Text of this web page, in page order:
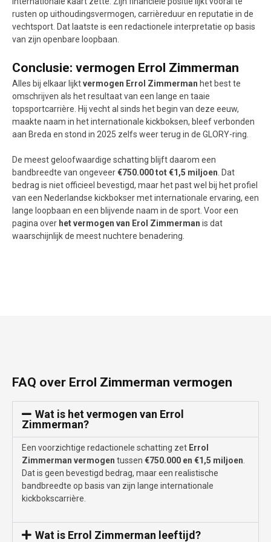
rusten op uithoudingsvermogen, carrièreduur en reputatie in de
vechtsport. Dat laatste is een redactionele interpretatie op basis
van zijn openbare loopbaan.
Conclusie: vermogen Errol Zimmerman
Alles bij elkaar lijktvermogen Errol Zimmerman het best te
omschrijven als het resultaat van een lange en taaie
topsportcarrière. Hij vecht al sinds het begin van deze eeuw,
maakte naam in het internationale kickboksen, bleef verbonden
aan Breda en stond in 2025 zelfs weer terug in de GLORY-ring.
De meest geloofwaardige schatting blijft daarom een
bandbreedte van ongeveer€750.000 tot €1,5 miljoen. Dat
bedrag is niet officieel bevestigd, maar het past wel bij het profiel
van een Nederlandse kickbokser met internationale ervaring, een
lange loopbaan en een blijvende naam in de sport. Voor een
pagina over het vermogen van Erol Zimmerman is dat
waarschijnlijk de meest nuchtere benadering.
FAQ over Errol Zimmerman vermogen
Wat is het vermogen van Errol
Zimmerman?
Een voorzichtige redactionele schatting zet Errol
Zimmerman vermogen tussen €750.000 en €1,5 miljoen.
Dat is geen bevestigd bedrag, maar een realistische
bandbreedte op basis van zijn lange internationale
kickbokscarrière.
Wat is Errol Zimmerman leeftijd?